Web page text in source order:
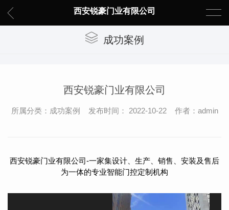
西安锐豪门业有限公司
成功案例
西安锐豪门业有限公司
所属分类：成功案例 发布时间： 2022-10-22 作者：admin
西安锐豪门业有限公司-一家集设计、生产、销售、安装及售后
为一体的专业智能门控定制机构